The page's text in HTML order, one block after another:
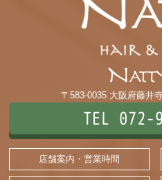
〒583-0035 大阪府藤井
TEL 072-
店舗案内・営業時間